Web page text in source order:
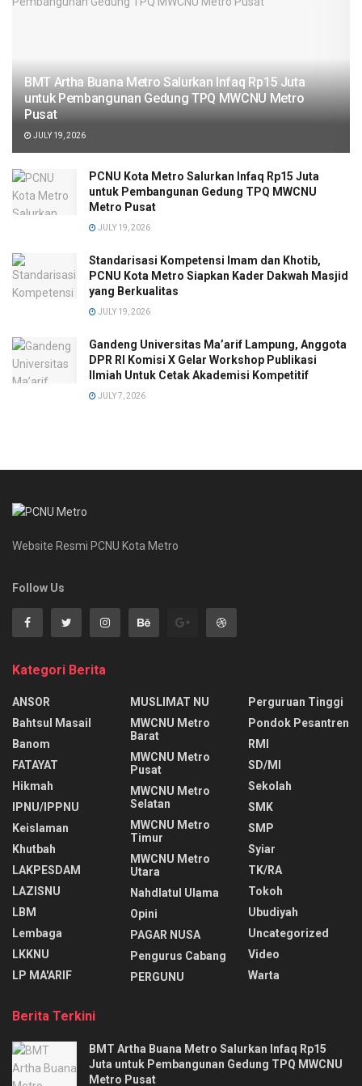
BMT Artha Buana Metro Salurkan Infaq Rp15 Juta
untuk Pembangunan Gedung TPQ MWCNU Metro
Pusat
JULY 19, 2026
PCNU Kota Metro Salurkan Infaq Rp15 Juta
untuk Pembangunan Gedung TPQ MWCNU
Metro Pusat
JULY 19, 2026
Standarisasi Kompetensi Imam dan Khotib,
PCNU Kota Metro Siapkan Kader Dakwah Masjid
yang Berkualitas
JULY 19, 2026
Gandeng Universitas Ma’arif Lampung, Anggota
DPR RI Komisi X Gelar Workshop Publikasi
Ilmiah Untuk Cetak Akademisi Kompetitif
JULY 7, 2026
Website Resmi PCNU Kota Metro
Follow Us
Kategori Berita
ANSOR
Bahtsul Masail
Banom
FATAYAT
Hikmah
IPNU/IPPNU
Keislaman
Khutbah
LAKPESDAM
LAZISNU
LBM
Lembaga
LKKNU
LP MA'ARIF
MUSLIMAT NU
MWCNU Metro
Barat
MWCNU Metro
Pusat
MWCNU Metro
Selatan
MWCNU Metro
Timur
MWCNU Metro
Utara
Nahdlatul Ulama
Opini
PAGAR NUSA
Pengurus Cabang
PERGUNU
Perguruan Tinggi
Pondok Pesantren
RMI
SD/MI
Sekolah
SMK
SMP
Syiar
TK/RA
Tokoh
Ubudiyah
Uncategorized
Video
Warta
Berita Terkini
BMT Artha Buana Metro Salurkan Infaq Rp15
Juta untuk Pembangunan Gedung TPQ MWCNU
Metro Pusat